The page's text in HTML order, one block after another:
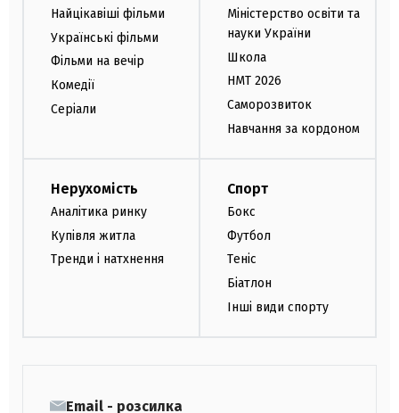
Найцікавіші фільми
Українські фільми
Фільми на вечір
Комедії
Серіали
Міністерство освіти та
науки України
Школа
НМТ 2026
Саморозвиток
Навчання за кордоном
Нерухомість
Аналітика ринку
Купівля житла
Тренди і натхнення
Спорт
Бокс
Футбол
Теніс
Біатлон
Інші види спорту
Email - розсилка